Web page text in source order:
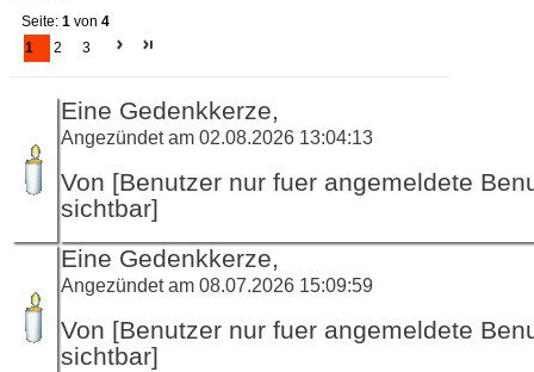
Seite: 1 von 4
1
2 3
Eine Gedenkkerze,
Angezündet am 02.08.2026 13:04:13
Von [Benutzer nur fuer angemeldete
sichtbar]
Eine Gedenkkerze,
Angezündet am 08.07.2026 15:09:59
Von [Benutzer nur fuer angemeldete
sichtbar]